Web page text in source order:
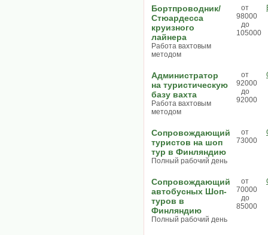
Бортпроводник/
Стюардесса
круизного
лайнера
Работа вахтовым
методом
от
98000
до
105000
Администратор
на туристическую
базу вахта
Работа вахтовым
методом
от
92000
до
92000
Сопровождающий
туристов на шоп
тур в Финляндию
Полный рабочий день
от
73000
Сопровождающий
автобусных Шоп-
туров в
Финляндию
Полный рабочий день
от
70000
до
85000